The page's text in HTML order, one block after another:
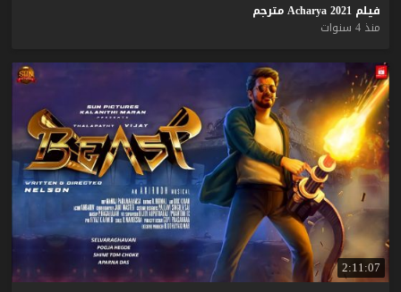
فيلم Acharya 2021
مترجم
منذ 4 سنوات
2:11:07